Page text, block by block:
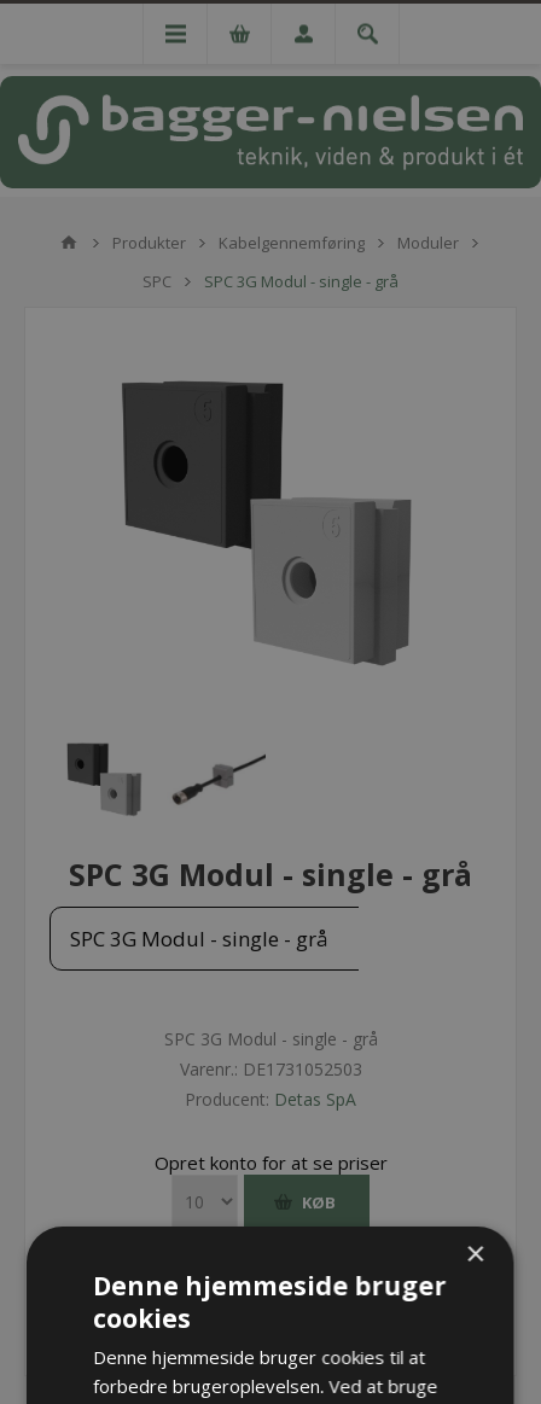
Produkter Kabelgennemføring
Moduler
SPC
SPC 3G Modul - single - grå
SPC 3G Modul - single - grå
SPC 3G Modul - single - grå
SPC 3G Modul - single - grå
Varenr.: DE1731052503
Producent: Detas SpA
Opret konto for at se priser
KØB
×
Denne hjemmeside bruger
cookies
Denne hjemmeside bruger cookies til at
forbedre brugeroplevelsen. Ved at bruge